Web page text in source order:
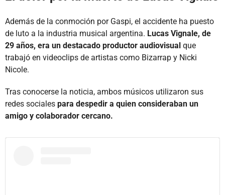
Además de la conmoción por Gaspi, el accidente ha puesto
de luto a la industria musical argentina. Lucas Vignale, de
29 años, era un destacado productor audiovisual que
trabajó en videoclips de artistas como Bizarrap y Nicki
Nicole.
Tras conocerse la noticia, ambos músicos utilizaron sus
redes sociales para despedir a quien consideraban un
amigo y colaborador cercano.